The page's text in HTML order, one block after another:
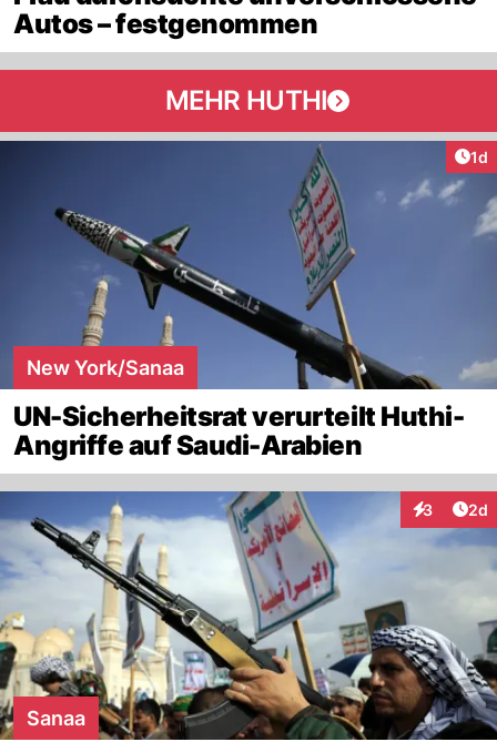
Autos – festgenommen
MEHR HUTHI
1d
New York/Sanaa
UN-Sicherheitsrat verurteilt Huthi-
Angriffe auf Saudi-Arabien
3 2d
Sanaa